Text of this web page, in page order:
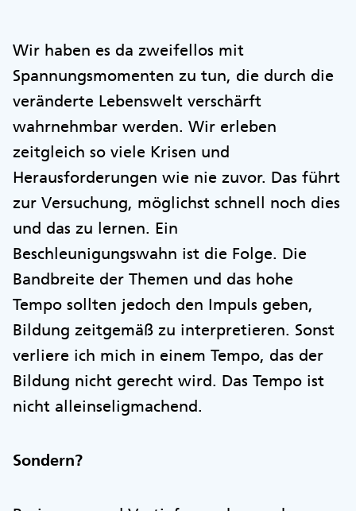
Wir haben es da zweifellos mit
Spannungsmomenten zu tun, die durch die
veränderte Lebenswelt verschärft
wahrnehmbar werden. Wir erleben
zeitgleich so viele Krisen und
Herausforderungen wie nie zuvor. Das führt
zur Versuchung, möglichst schnell noch dies
und das zu lernen. Ein
Beschleunigungswahn ist die Folge. Die
Bandbreite der Themen und das hohe
Tempo sollten jedoch den Impuls geben,
Bildung zeitgemäß zu interpretieren. Sonst
verliere ich mich in einem Tempo, das der
Bildung nicht gerecht wird. Das Tempo ist
nicht alleinseligmachend.
Sondern?